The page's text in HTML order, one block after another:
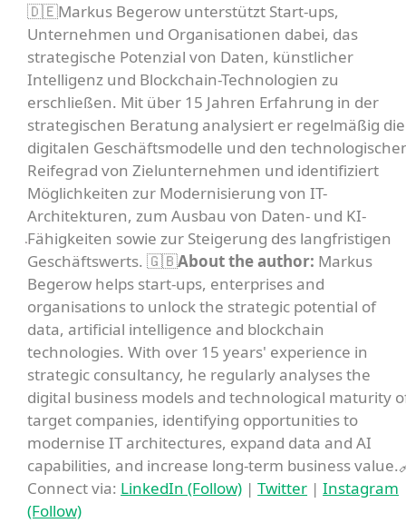
🇩🇪Markus Begerow unterstützt Start-ups,
Unternehmen und Organisationen dabei, das
strategische Potenzial von Daten, künstlicher
Intelligenz und Blockchain-Technologien zu
erschließen. Mit über 15 Jahren Erfahrung in der
strategischen Beratung analysiert er regelmäßig die
digitalen Geschäftsmodelle und den
Reifegrad von Zielunternehmen und identifiziert
Möglichkeiten zur Modernisierung von IT-
Architekturen, zum Ausbau von Daten- und KI-
Fähigkeiten sowie zur Steigerung des langfristigen
Geschäftswerts. 🇬🇧About the author: Markus
Begerow helps start-ups, enterprises and
organisations to unlock the strategic potential of
data, artificial intelligence and blockchain
technologies. With over 15 years' experience in
strategic consultancy, he regularly analyses the
digital business models and technological maturity
target companies, identifying opportunities to
modernise IT architectures, expand data and AI
capabilities, and increase long-term business
Connect via: LinkedIn (Follow) |Twitter |Instagram
(Follow)